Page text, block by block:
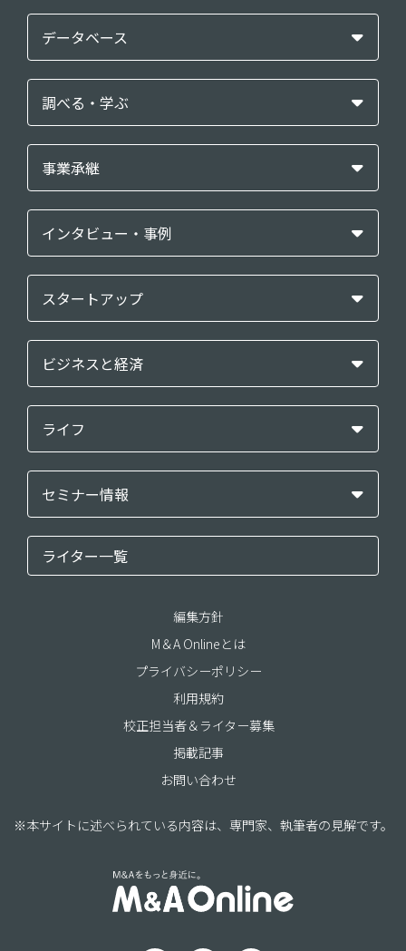
データベース
調べる・学ぶ
事業承継
インタビュー・事例
スタートアップ
ビジネスと経済
ライフ
セミナー情報
ライター一覧
編集方針
M＆A Onlineとは
プライバシーポリシー
利用規約
校正担当者＆ライター募集
掲載記事
お問い合わせ
※本サイトに述べられている内容は、専門家、執筆者の見解です。